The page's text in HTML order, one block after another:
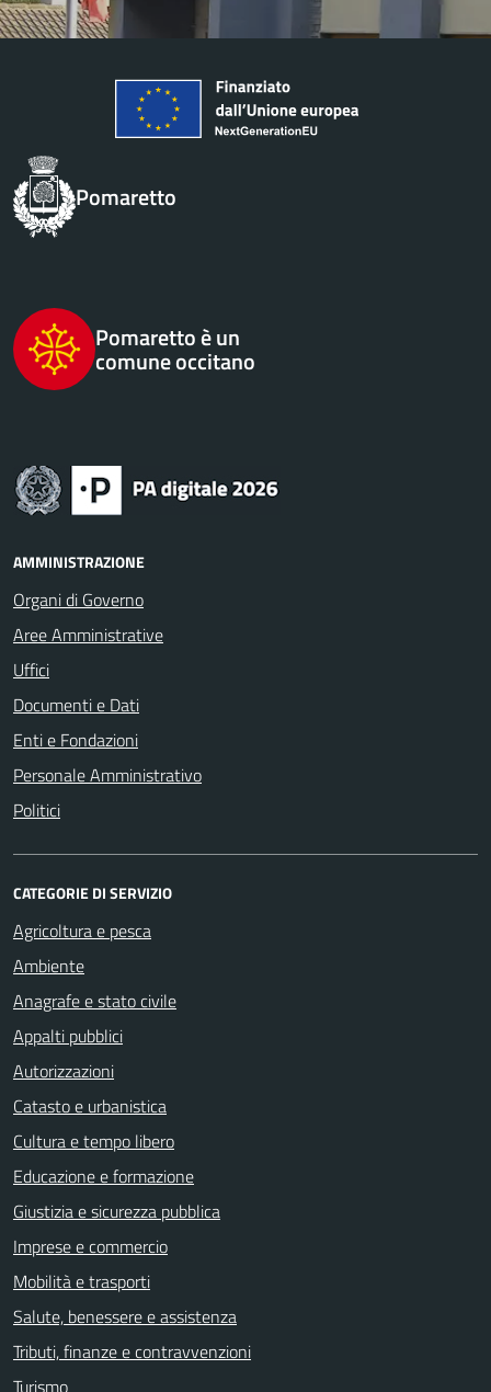
Pomaretto
Pomaretto è un
comune occitano
AMMINISTRAZIONE
Organi di Governo
Aree Amministrative
Uffici
Documenti e Dati
Enti e Fondazioni
Personale Amministrativo
Politici
CATEGORIE DI SERVIZIO
Agricoltura e pesca
Ambiente
Anagrafe e stato civile
Appalti pubblici
Autorizzazioni
Catasto e urbanistica
Cultura e tempo libero
Educazione e formazione
Giustizia e sicurezza pubblica
Imprese e commercio
Mobilità e trasporti
Salute, benessere e assistenza
Tributi, finanze e contravvenzioni
Turismo